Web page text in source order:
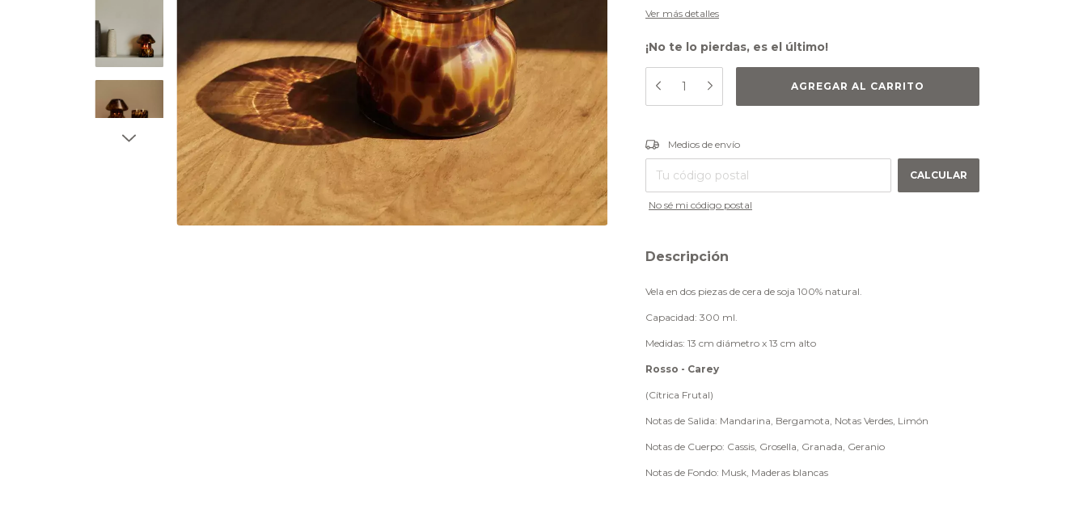
Ver más detalles
¡No te lo pierdas, es el último!
Entregas para el CP:
Medios de envío
CALCULAR
No sé mi código postal
Descripción
Vela en dos piezas de cera de soja 100% natural.
Capacidad: 300 ml.
Medidas: 13 cm diámetro x 13 cm alto
Rosso - Carey
(Cítrica Frutal)
Notas de Salida: Mandarina, Bergamota, Notas Verdes, Limón
Notas de Cuerpo: Cassis, Grosella, Granada, Geranio
Notas de Fondo: Musk, Maderas blancas